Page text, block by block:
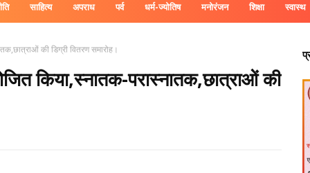
साहित्य अपराध पर्व धर्म-ज्योतिष मनोरंजन शिक्षा स्वास्थ
की डिग्री वितरण समारोह।
किया,स्नातक-परास्नातक,छात्राओं की